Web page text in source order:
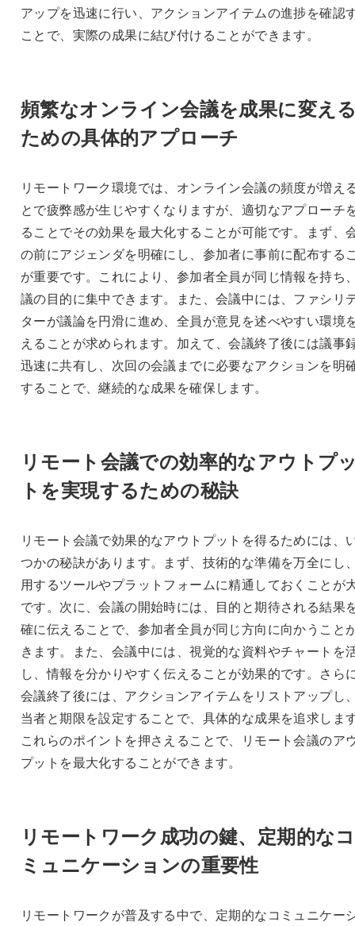
アップを迅速に行い、アクションアイテムの進捗を確認
ことで、実際の成果に結び付けることができます。
頻繁なオンライン会議を成果に変え
ための具体的アプローチ
リモートワーク環境では、オンライン会議の頻度が増え
とで疲弊感が生じやすくなりますが、適切なアプローチ
ることでその効果を最大化することが可能です。まず、
の前にアジェンダを明確にし、参加者に事前に配布する
が重要です。これにより、参加者全員が同じ情報を持ち
議の目的に集中できます。また、会議中には、ファシリ
ターが議論を円滑に進め、全員が意見を述べやすい環境
えることが求められます。加えて、会議終了後には議事
迅速に共有し、次回の会議までに必要なアクションを明
することで、継続的な成果を確保します。
リモート会議での効率的なアウトプ
トを実現するための秘訣
リモート会議で効果的なアウトプットを得るためには、
つかの秘訣があります。まず、技術的な準備を万全にし
用するツールやプラットフォームに精通しておくことが
です。次に、会議の開始時には、目的と期待される結果
確に伝えることで、参加者全員が同じ方向に向かうこと
きます。また、会議中には、視覚的な資料やチャートを
し、情報を分かりやすく伝えることが効果的です。さら
会議終了後には、アクションアイテムをリストアップし
当者と期限を設定することで、具体的な成果を追求しま
これらのポイントを押さえることで、リモート会議のア
プットを最大化することができます。
リモートワーク成功の鍵、定期的なコ
ミュニケーションの重要性
リモートワークが普及する中で、定期的なコミュニケー